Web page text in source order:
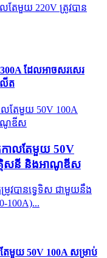
ែមួយ 220V ត្រូវបាន
300A ដែលអាចសរសេរ
លីត
ាលតែមួយ 50V
គិសនី និងអាណូឌីស
រូវបានទ្វេទិស ជាមួយនឹង
100A)...
មួយ 50V 100A សម្រាប់